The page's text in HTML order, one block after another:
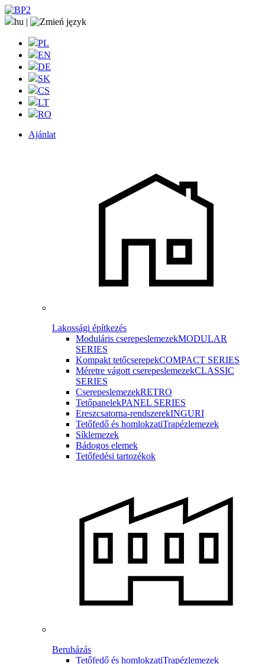
hu |
PL
EN
DE
SK
CS
LT
RO
Ajánlat
Lakossági építkezés
Moduláris cserepeslemezekMODULAR
SERIES
Kompakt tetőcserepekCOMPACT SERIES
Méretre vágott cserepeslemezekCLASSIC
SERIES
CserepeslemezekRETRO
TetőpanelekPANEL SERIES
Ereszcsatorna-rendszerekINGURI
Tetőfedő és homlokzatiTrapézlemezek
Síklemezek
Bádogos elemek
Tetőfedési tartozékok
Beruházás
Tetőfedő és homlokzatiTrapézlemezek